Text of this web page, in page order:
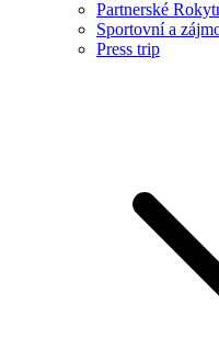
Partnerské
Sportovní a
Press trip